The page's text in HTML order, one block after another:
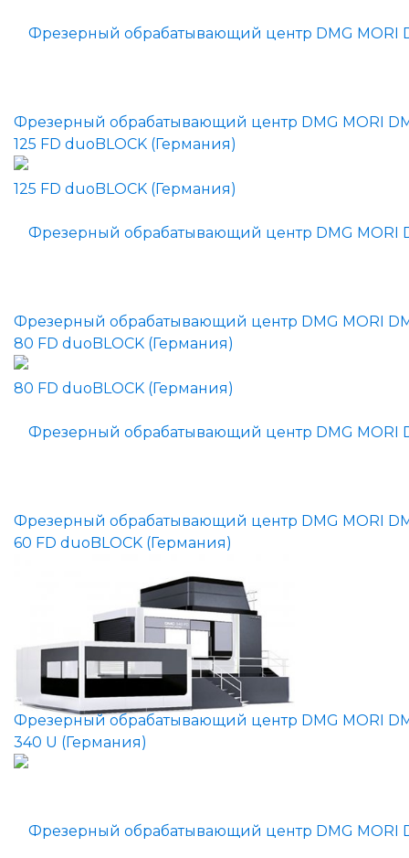
Фрезерный обрабатывающий центр DMG MORI
125 FD duoBLOCK (Германия)
Фрезерный обрабатывающий центр DMG MORI
80 FD duoBLOCK (Германия)
Фрезерный обрабатывающий центр DMG MORI
60 FD duoBLOCK (Германия)
Фрезерный обрабатывающий центр DMG MORI
340 U (Германия)